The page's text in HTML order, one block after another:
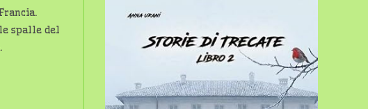
spalle del